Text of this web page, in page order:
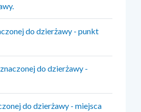
do dzierżawy - punkt
do dzierżawy -
do dzierżawy - miejsca